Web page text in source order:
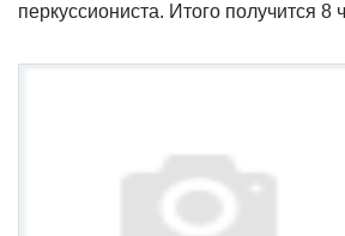
перкуссиониста. Итого получится 8